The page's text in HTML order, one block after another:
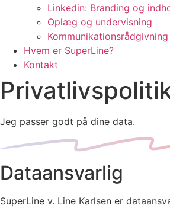
Linkedin: Branding og
Oplæg og undervisning
Kommunikationsrådgivning
Hvem er SuperLine?
Kontakt
Jeg passer godt på dine data.
Dataansvarlig
SuperLine v. Line Karlsen er